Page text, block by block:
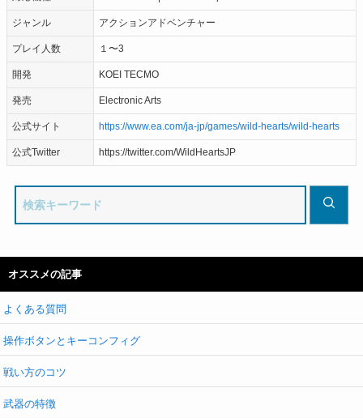
ジャンル アクションアドベンチャー
プレイ人数 １〜3
開発 KOEI TECMO
発売 Electronic Arts
公式サイト https://www.ea.com/ja-jp/games/wild-hearts/wild-hearts
公式Twitter https://twitter.com/WildHeartsJP
オススメの記事
よくある質問
操作ボタンとキーコンフィグ
戦い方のコツ
武器の特徴